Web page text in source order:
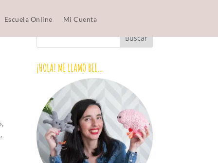
Escuela Online Mi Cuenta
¡HOLA! ME LLAMO BEI…